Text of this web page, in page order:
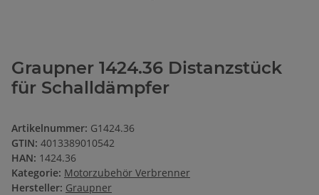
Graupner 1424.36 Distanzstück
für Schalldämpfer
Artikelnummer: G1424.36
GTIN: 4013389010542
HAN: 1424.36
Kategorie: Motorzubehör Verbrenner
Hersteller: Graupner